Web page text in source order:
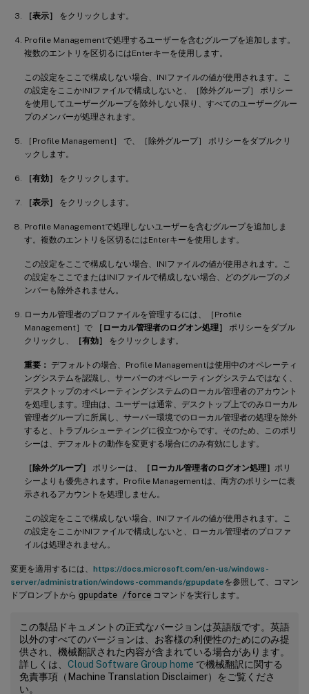
［表示］ をクリックします。
Profile Managementで処理するユーザーを含むグループを追加します。
複数のエントリを区切るにはEnterキーを使用します。
この設定をここで構成しない場合、INIファイルの値が使用されます。こ
の設定をここかINIファイルで構成しないと、［除外グループ］ ポリシー
を使用してユーザーグループを除外しない限り、すべてのユーザーグルー
プのメンバーが処理されます。
［Profile Management］ で、［除外グループ］ ポリシーをダブルクリ
ックします。
［有効］ をクリックします。
［表示］ をクリックします。
Profile Managementで処理しないユーザーを含むグループを追加しま
す。複数のエントリを区切るにはEnterキーを使用します。
この設定をここで構成しない場合、INIファイルの値が使用されます。こ
の設定をここでまたはINIファイルで構成しない場合、どのグループのメ
ンバーも除外されません。
ローカル管理者のプロファイルを管理するには、［Profile
Management］で
［ローカル管理者のログオン処理］
ポリシーをダブル
クリックし、
［有効］ をクリックします。
重要： デフォルトの場合、Profile Managementは使用中のオペレーティ
ングシステムを認識し、サーバーのオペレーティングシステムではなく、
デスクトップのオペレーティングシステムのローカル管理者のアカウント
を処理します。理由は、ユーザーは通常、デスクトップ上でのみローカル
管理者グループに所属し、サーバー環境でのローカル管理者の処理を除外
すると、トラブルシューティングに役立つからです。そのため、このポリ
シーは、デフォルトの動作を変更する場合にのみ有効にします。
［除外グループ］ ポリシーは、 ［ローカル管理者のログオン処理］ ポリ
シーよりも優先されます。Profile Managementは、両方のポリシーに表
示されるアカウントを処理しません。
この設定をここで構成しない場合、INIファイルの値が使用されます。こ
の設定をここかINIファイルで構成しないと、ローカル管理者のプロファ
イルは処理されません。
変更を適用するには、 https://docs.microsoft.com/en-us/windows-
server/administration/windows-commands/gpupdateを参照して、コマン
ドプロンプトから gpupdate /force コマンドを実行します。
この製品ドキュメントの正式なバージョンは英語版です。英語
以外のすべてのバージョンは、お客様の利便性のためにのみ提
供され、機械翻訳された内容が含まれている場合があります。
詳しくは、 Cloud Software Group home で機械翻訳に関する
免責事項（Machine Translation Disclaimer）をご覧くださ
い。